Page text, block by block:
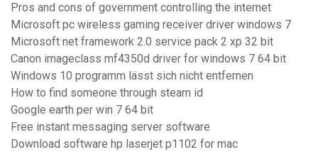
Pros and cons of government controlling the internet
Microsoft pc wireless gaming receiver driver windows 7
Microsoft net framework 2.0 service pack 2 xp 32 bit
Canon imageclass mf4350d driver for windows 7 64 bit
Windows 10 programm lässt sich nicht entfernen
How to find someone through steam id
Google earth per win 7 64 bit
Free instant messaging server software
Download software hp laserjet p1102 for mac